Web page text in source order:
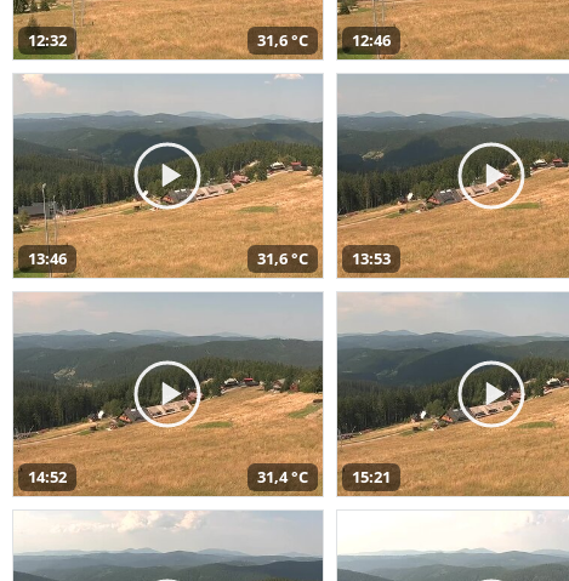
12:32 31,6 °C 12:46
13:46 31,6 °C 13:53
14:52 31,4 °C 15:21